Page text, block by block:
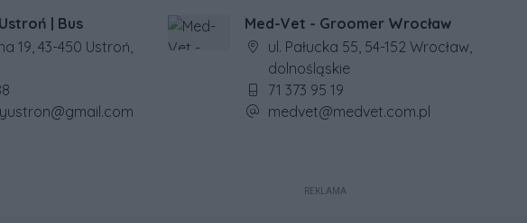
| Bus
19, 43-450 Ustroń,
firmy:
Med-Vet - Groomer Wrocław
Adres firmy:
ul. Pałucka 55, 54-152 Wrocław,
dolnośląskie
Numer telefonu firmy:
71 373 95 19
Adres e-mail firmy:
medvet@medvet.com.pl
REKLAMA